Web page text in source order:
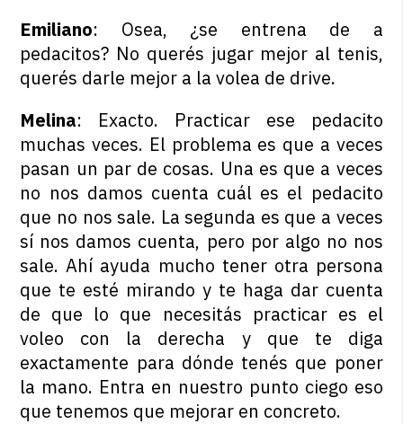
Emiliano: Osea, ¿se entrena de a
pedacitos? No querés jugar mejor al tenis,
querés darle mejor a la volea de drive.
Melina: Exacto. Practicar ese pedacito
muchas veces. El problema es que a veces
pasan un par de cosas. Una es que a veces
no nos damos cuenta cuál es el pedacito
que no nos sale. La segunda es que a veces
sí nos damos cuenta, pero por algo no nos
sale. Ahí ayuda mucho tener otra persona
que te esté mirando y te haga dar cuenta
de que lo que necesitás practicar es el
voleo con la derecha y que te diga
exactamente para dónde tenés que poner
la mano. Entra en nuestro punto ciego eso
que tenemos que mejorar en concreto.